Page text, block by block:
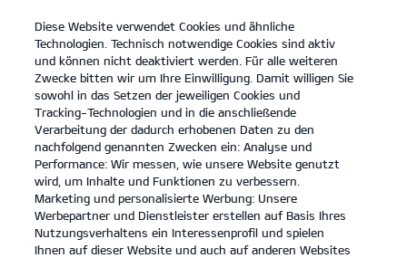
open
menu
KONTAKT
Der Kia K4 Probefahrt / Angebot
Konfigurator
... ... DER KIA K4
Der neue Kia K4.
Komfort in jedem Detail.
Diese Website verwendet Cookies und ähnliche
Technologien. Technisch notwendige Cookies sind aktiv
und können nicht deaktiviert werden. Für alle weiteren
Zwecke bitten wir um Ihre Einwilligung. Damit willigen Sie
sowohl in das Setzen der jeweiligen Cookies und
Tracking-Technologien und in die anschließende
Verarbeitung der dadurch erhobenen Daten zu den
nachfolgend genannten Zwecken ein: Analyse und
Performance: Wir messen, wie unsere Website genutzt
wird, um Inhalte und Funktionen zu verbessern.
Marketing und personalisierte Werbung: Unsere
Werbepartner und Dienstleister erstellen auf Basis Ihres
Nutzungsverhaltens ein Interessenprofil und spielen
Ihnen auf dieser Website und auch auf anderen Websites